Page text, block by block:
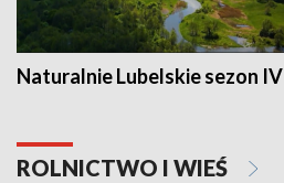
Naturalnie Lubelskie sezon IV
ROLNICTWO I WIEŚ